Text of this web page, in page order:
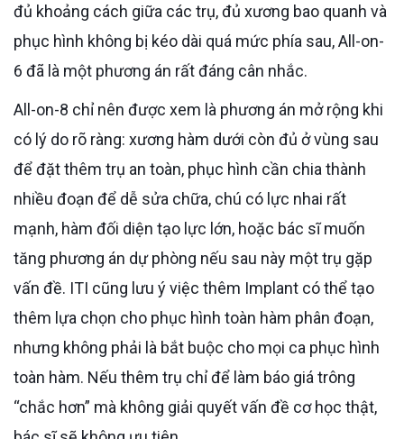
đủ khoảng cách giữa các trụ, đủ xương bao quanh và
phục hình không bị kéo dài quá mức phía sau, All-on-
6 đã là một phương án rất đáng cân nhắc.
All-on-8 chỉ nên được xem là phương án mở rộng khi
có lý do rõ ràng: xương hàm dưới còn đủ ở vùng sau
để đặt thêm trụ an toàn, phục hình cần chia thành
nhiều đoạn để dễ sửa chữa, chú có lực nhai rất
mạnh, hàm đối diện tạo lực lớn, hoặc bác sĩ muốn
tăng phương án dự phòng nếu sau này một trụ gặp
vấn đề. ITI cũng lưu ý việc thêm Implant có thể tạo
thêm lựa chọn cho phục hình toàn hàm phân đoạn,
nhưng không phải là bắt buộc cho mọi ca phục hình
toàn hàm. Nếu thêm trụ chỉ để làm báo giá trông
“chắc hơn” mà không giải quyết vấn đề cơ học thật,